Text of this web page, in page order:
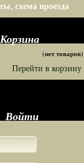
схема проезда
Корзина
(нет товаров)
Перейти в корзину
Войти